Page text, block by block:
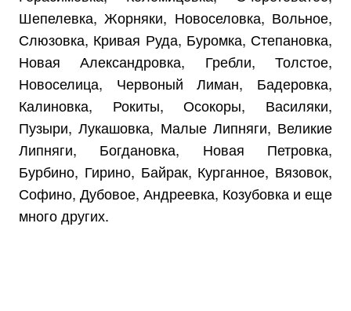
Шепелевка, Жорняки, Новоселовка, Вольное,
Слюзовка, Кривая Руда, Буромка, Степановка,
Новая Александровка, Гребли, Толстое,
Новоселица, Червоный Лиман, Бадеровка,
Калиновка, Рокиты, Осокоры, Василяки,
Пузыри, Лукашовка, Малые Липняги, Великие
Липняги, Богдановка, Новая Петровка,
Бурбино, Гирино, Байрак, Курганное, Вязовок,
Софино, Дубовое, Андреевка, Козубовка и еще
много других.